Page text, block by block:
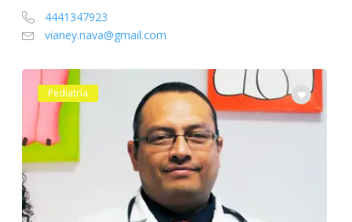
4441347923
vianey.nava@gmail.com
Pediatría